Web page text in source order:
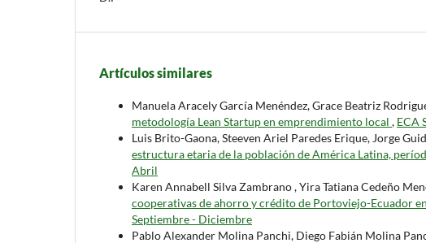
Artículos similares
Manuela Aracely García Menéndez, Grace Beatriz
metodología Lean Startup en emprendimiento local , ECA
Luis Brito-Gaona, Steeven Ariel Paredes Erique, Jorge
estructura etaria de la población de América Latina,
Abril
Karen Annabell Silva Zambrano , Yira Tatiana Cedeño
cooperativas de ahorro y crédito de Portoviejo-Ecuador
Septiembre - Diciembre
Pablo Alexander Molina Panchi, Diego Fabián Molina